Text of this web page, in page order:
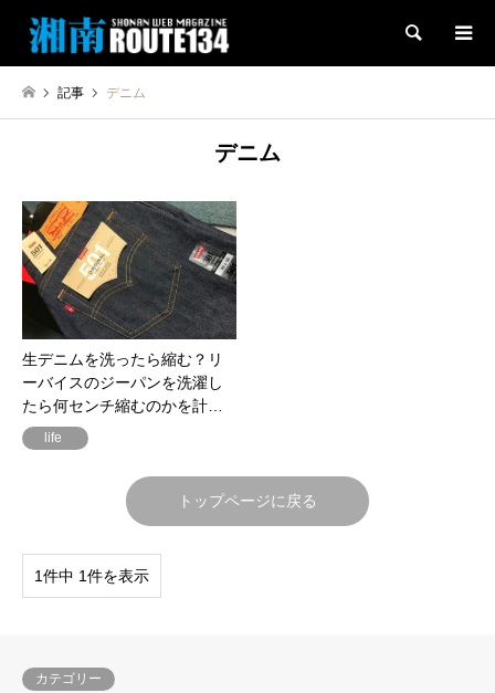
検索
記事 デニム
デニム
生デニムを洗ったら縮む？リ
ーバイスのジーパンを洗濯し
たら何センチ縮むのかを計…
life
トップページに戻る
1件中 1件を表示
カテゴリー